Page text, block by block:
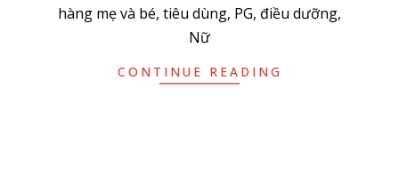
hàng mẹ và bé, tiêu dùng, PG, điều dưỡng,
Nữ
CONTINUE READING